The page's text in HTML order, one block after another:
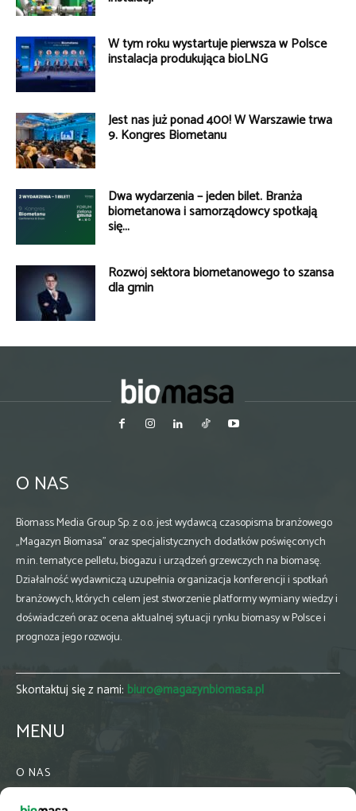
W tym roku wystartuje pierwsza w Polsce
instalacja produkująca bioLNG
Jest nas już ponad 400! W Warszawie trwa
9. Kongres Biometanu
Dwa wydarzenia – jeden bilet. Branża
biometanowa i samorządowcy spotkają
się...
Rozwój sektora biometanowego to szansa
dla gmin
O NAS
Biomass Media Group Sp. z o.o. jest wydawcą czasopisma branżowego
„Magazyn Biomasa” oraz specjalistycznych dodatków poświęconych
m.in. tematyce pelletu, biogazu i urządzeń grzewczych na biomasę.
Działalność wydawniczą uzupełnia organizacja konferencji i spotkań
branżowych, których celem jest stworzenie platformy wymiany wiedzy i
doświadczeń oraz ocena aktualnej sytuacji rynku biomasy w Polsce i
prognoza jego rozwoju.
Skontaktuj się z nami: biuro@magazynbiomasa.pl
MENU
O NAS